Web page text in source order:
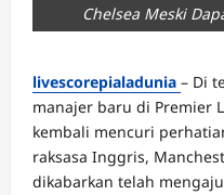
Chelsea Meski
livescorepialadunia – Di
manajer baru di Premier
kembali mencuri
raksasa Inggris,
dikabarkan telah